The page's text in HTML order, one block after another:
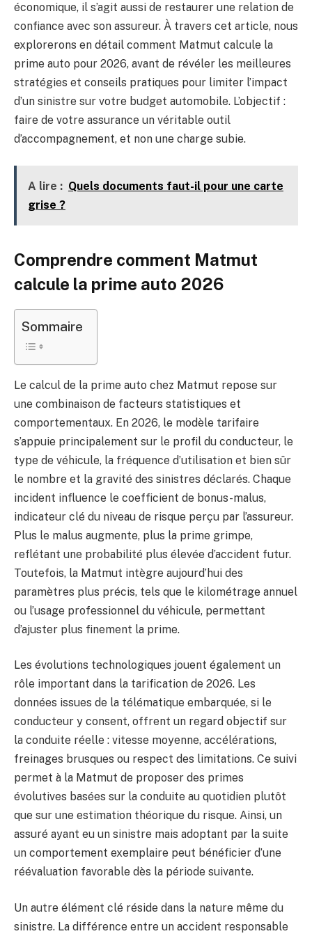
économique, il s’agit aussi de restaurer une relation de
confiance avec son assureur. À travers cet article, nous
explorerons en détail comment Matmut calcule la
prime auto pour 2026, avant de révéler les meilleures
stratégies et conseils pratiques pour limiter l’impact
d’un sinistre sur votre budget automobile. L’objectif :
faire de votre assurance un véritable outil
d’accompagnement, et non une charge subie.
A lire : Quels documents faut-il pour une carte
grise ?
Comprendre comment Matmut
calcule la prime auto 2026
Sommaire
Le calcul de la prime auto chez Matmut repose sur
une combinaison de facteurs statistiques et
comportementaux. En 2026, le modèle tarifaire
s’appuie principalement sur le profil du conducteur, le
type de véhicule, la fréquence d’utilisation et bien sûr
le nombre et la gravité des sinistres déclarés. Chaque
incident influence le coefficient de bonus-malus,
indicateur clé du niveau de risque perçu par l’assureur.
Plus le malus augmente, plus la prime grimpe,
reflétant une probabilité plus élevée d’accident futur.
Toutefois, la Matmut intègre aujourd’hui des
paramètres plus précis, tels que le kilométrage annuel
ou l’usage professionnel du véhicule, permettant
d’ajuster plus finement la prime.
Les évolutions technologiques jouent également un
rôle important dans la tarification de 2026. Les
données issues de la télématique embarquée, si le
conducteur y consent, offrent un regard objectif sur
la conduite réelle : vitesse moyenne, accélérations,
freinages brusques ou respect des limitations. Ce suivi
permet à la Matmut de proposer des primes
évolutives basées sur la conduite au quotidien plutôt
que sur une estimation théorique du risque. Ainsi, un
assuré ayant eu un sinistre mais adoptant par la suite
un comportement exemplaire peut bénéficier d’une
réévaluation favorable dès la période suivante.
Un autre élément clé réside dans la nature même du
sinistre. La différence entre un accident responsable